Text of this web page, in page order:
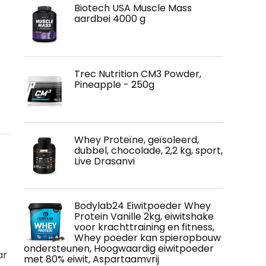
Biotech USA Muscle Mass
aardbei 4000 g
Trec Nutrition CM3 Powder,
Pineapple - 250g
Whey Proteïne, geïsoleerd,
dubbel, chocolade, 2,2 kg, sport,
Live Drasanvi
Bodylab24 Eiwitpoeder Whey
Protein Vanille 2kg, eiwitshake
voor krachttraining en fitness,
Whey poeder kan spieropbouw
ondersteunen, Hoogwaardig eiwitpoeder
met 80% eiwit, Aspartaamvrij